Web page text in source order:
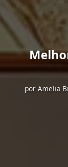
por Amelia